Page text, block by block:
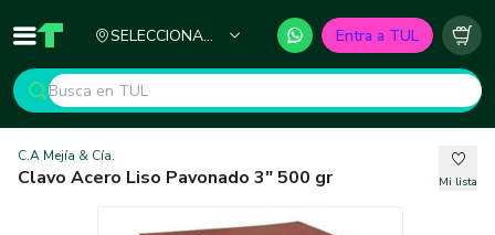
Inicio TUL - Tu Marketplace de Construcción
SELECCIONA
Entra a TUL
C.A Mejía & Cía.
Clavo Acero Liso Pavonado 3" 500 gr Mi lista